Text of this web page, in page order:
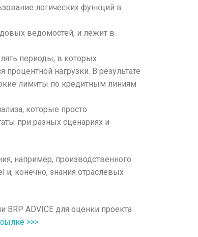
логических функций в
ведомостей, и лежит в
периоды, в которых
нагрузки. В результате
лимиты по кредитным линиям
которые просто
при разных сценариях и
например, производственного
и, конечно, знания отраслевых
ADVICE для оценки проекта
>>>